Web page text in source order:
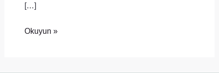
[…]
Okuyun »